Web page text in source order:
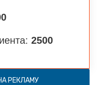
2500
РЕКЛАМУ